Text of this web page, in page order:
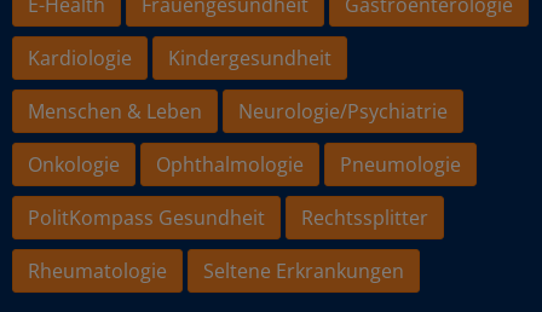
Kardiologie
Kindergesundheit
Menschen & Leben
Neurologie/Psychiatrie
Onkologie
Ophthalmologie
Pneumologie
PolitKompass Gesundheit
Rechtssplitter
Rheumatologie
Seltene Erkrankungen